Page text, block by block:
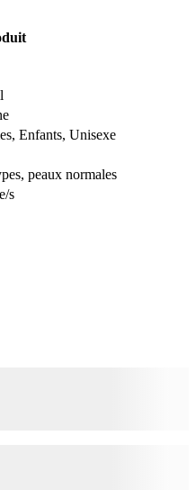
Enfants, Unisexe
peaux normales
s